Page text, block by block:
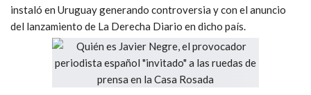
instaló en Uruguay generando controversia y con el anuncio
del lanzamiento de La Derecha Diario en dicho país.